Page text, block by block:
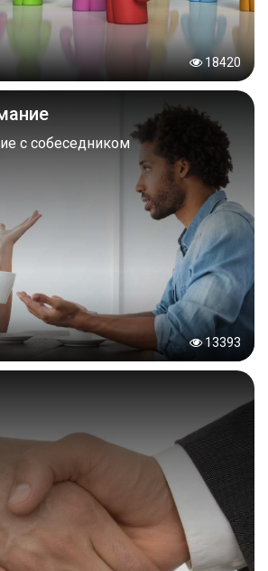
18420
13393
с собеседником